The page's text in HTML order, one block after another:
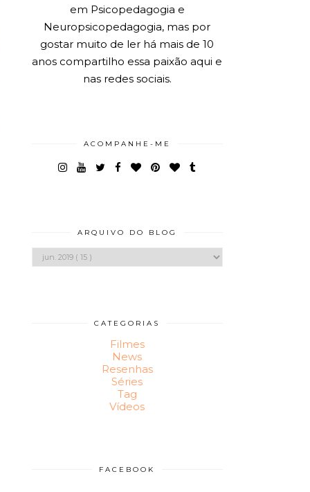
em Psicopedagogia e
Neuropsicopedagogia, mas por
gostar muito de ler há mais de 10
anos compartilho essa paixão aqui e
nas redes sociais.
ACOMPANHE-ME
ARQUIVO DO BLOG
CATEGORIAS
Filmes
News
Resenhas
Séries
Tag
Vídeos
FACEBOOK